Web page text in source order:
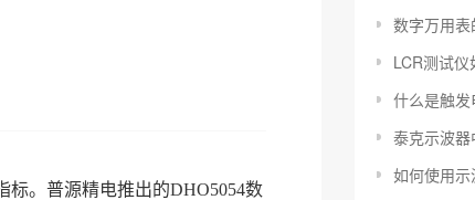
。普源精电推出的DHO5054数
数字万用表
LCR测试仪
什么是触发电
泰克示波器中文
如何使用示